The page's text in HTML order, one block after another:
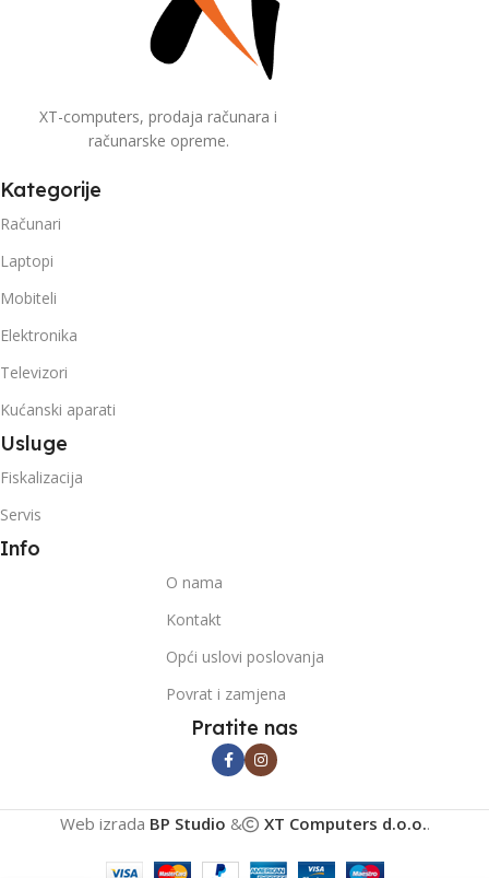
XT-computers, prodaja računara i
računarske opreme.
Kategorije
Računari
Laptopi
Mobiteli
Elektronika
Televizori
Kućanski aparati
Usluge
Fiskalizacija
Servis
Info
O nama
Kontakt
Opći uslovi poslovanja
Povrat i zamjena
Pratite nas
Web izrada BP Studio & XT Computers d.o.o..